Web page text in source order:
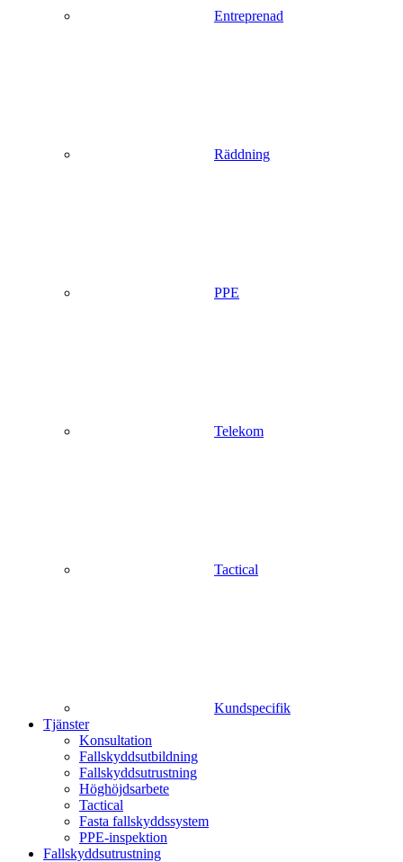
Entreprenad
Räddning
PPE
Telekom
Tactical
Kundspecifik
Tjänster
Konsultation
Fallskyddsutbildning
Fallskyddsutrustning
Höghöjdsarbete
Tactical
Fasta fallskyddssystem
PPE-inspektion
Fallskyddsutrustning